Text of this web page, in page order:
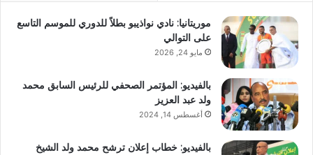
موريتانيا: نادي نواذيبو بطلاً للدوري للموسم التاسع
على التوالي
مايو 24, 2026
بالفيديو: المؤتمر الصحفي للرئيس السابق محمد
ولد عبد العزيز
أغسطس 14, 2024
بالفيديو: خطاب إعلان ترشح محمد ولد الشيخ